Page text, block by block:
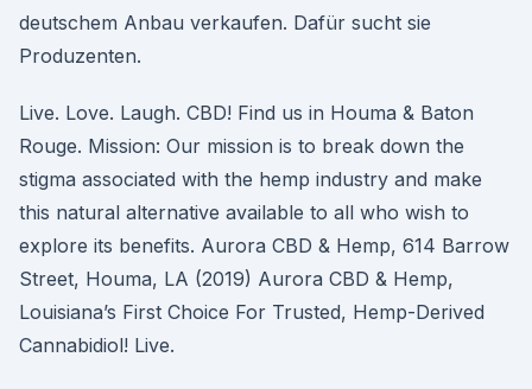
deutschem Anbau verkaufen. Dafür sucht sie
Produzenten.
Live. Love. Laugh. CBD! Find us in Houma & Baton
Rouge. Mission: Our mission is to break down the
stigma associated with the hemp industry and make
this natural alternative available to all who wish to
explore its benefits. Aurora CBD & Hemp, 614 Barrow
Street, Houma, LA (2019) Aurora CBD & Hemp,
Louisiana’s First Choice For Trusted, Hemp-Derived
Cannabidiol! Live.